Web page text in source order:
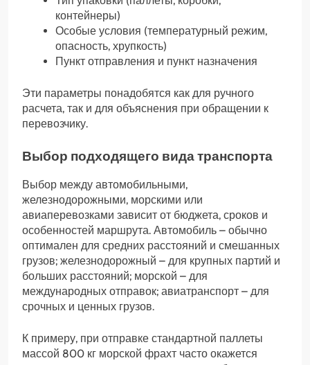
контейнеры)
Особые условия (температурный режим,
опасность, хрупкость)
Пункт отправления и пункт назначения
Эти параметры понадобятся как для ручного
расчета, так и для объяснения при обращении к
перевозчику.
Выбор подходящего вида транспорта
Выбор между автомобильными,
железнодорожными, морскими или
авиаперевозками зависит от бюджета, сроков и
особенностей маршрута. Автомобиль – обычно
оптимален для средних расстояний и смешанных
грузов; железнодорожный – для крупных партий и
больших расстояний; морской – для
международных отправок; авиатранспорт – для
срочных и ценных грузов.
К примеру, при отправке стандартной паллеты
массой 800 кг морской фрахт часто окажется